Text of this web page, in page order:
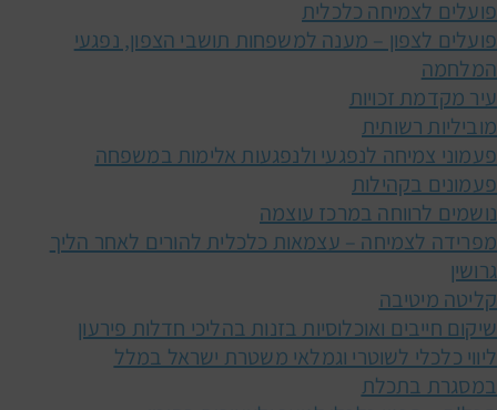
פועלים לצמיחה כלכלית
פועלים לצפון – מענה למשפחות תושבי הצפון, נפגעי
המלחמה
עיר מקדמת זכויות
מוביליות רשותית
פעמוני צמיחה לנפגעי ולנפגעות אלימות במשפחה
פעמונים בקהילות
נושמים לרווחה במרכז עוצמה
מפרידה לצמיחה – עצמאות כלכלית להורים לאחר הליך
גרושין
קליטה מיטיבה
שיקום חייבים ואוכלוסיות בזנות בהליכי חדלות פירעון
ליווי כלכלי לשוטרי וגמלאי משטרת ישראל במלל
במסגרת בתכלת